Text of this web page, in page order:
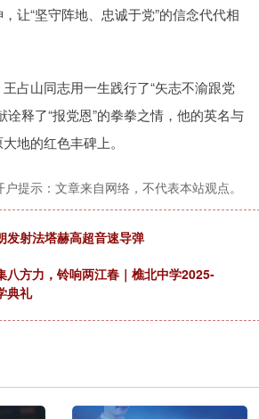
让“坚守阵地、忠诚于党”的信念代代相
占山同志用一生践行了“矢志不渝跟党
诠释了“报党恩”的拳拳之情，他的英名与
地的红色丰碑上。
提示：文章来自网络，不代表本站观点。
发射法塔赫高超音速导弹
八方力，铃响两江春｜樵北中学2025-
典礼